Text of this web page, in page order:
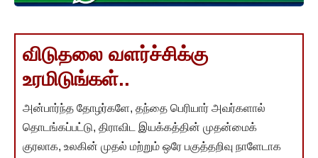
விடுதலை வளர்ச்சிக்கு
உரமிடுங்கள்..
அன்பார்ந்த தோழர்களே, தந்தை பெரியார் அவர்களால்
தொடங்கப்பட்டு, திராவிட இயக்கத்தின் முதன்மைக்
குரலாக, உலகின் முதல் மற்றும் ஒரே பகுத்தறிவு நாளேடாக